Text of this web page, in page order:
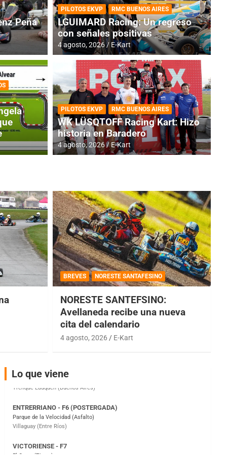
Horarios para la
Peña
PILOTOS EKVP RMC BUENOS AIRES
LGUIMARD Racing: Un regreso
con señales positivas
4 agosto, 2026 E-Kart
PILOTOS EKVP RMC BUENOS AIRES
WK LÜSQTOFF Racing Kart: Hizo
historia en Baradero
4 agosto, 2026 E-Kart
BREVES NORESTE SANTAFESINO
NORESTE SANTEFSINO:
Avellaneda recibe una nueva
cita del calendario
4 agosto, 2026 E-Kart
Lo que viene
COBERTURA ESPECIAL DE E-KART.COM.AR
08/09-AGO
IAME SERIES ARGENTINA 6
Ramiro Tot (Asfalto)
Ciudad de Trenque Lauquen (Asfalto)
Parque de la Velocidad (Asfalto)
VICTORIENSE - F7
El Cerro (Tierra)
Victoria (Entre Ríos)
PATAGONICO - F6
Moto Club Reginense (Tierra)